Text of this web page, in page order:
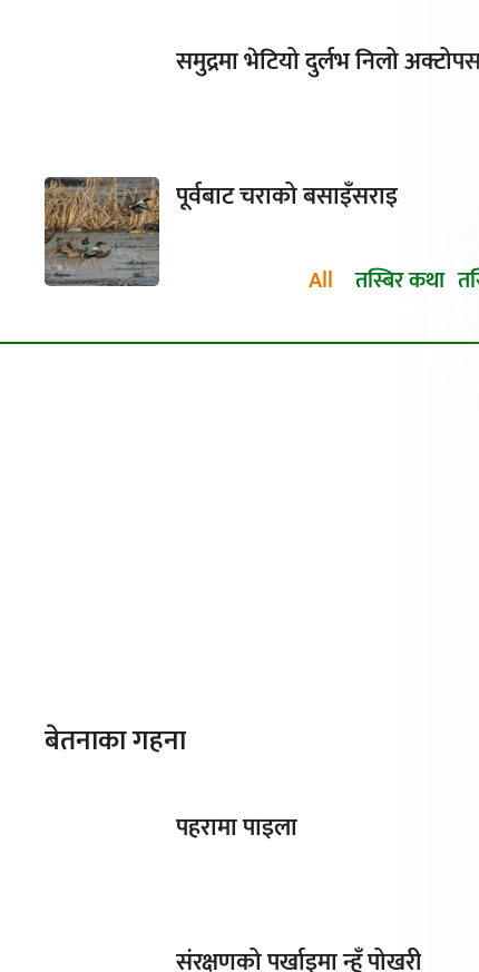
समुद्रमा भेटियो दुर्लभ निलो
पूर्वबाट चराको बसाइँसराइ
All तस्बिर कथा
बेतनाका गहना
पहरामा पाइला
संरक्षणको पर्खाइमा न्हुँ पोखरी